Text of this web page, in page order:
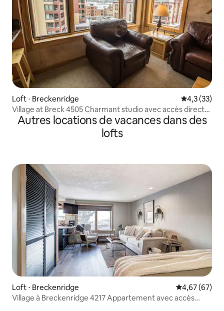
Loft ⋅ Breckenridge Évaluation
4,3 (33)
Village at Breck 4505 Charmant studio avec accès direct
aux pistes
Autres locations de vacances dans des
lofts
Loft ⋅ Breckenridge Évaluation
4,67 (67)
Village à Breckenridge 4217 Appartement avec accès